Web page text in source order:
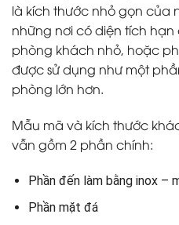
là kích thước nhỏ gọn của
những nơi có diện tích
phòng khách nhỏ, hoặc
được sử dụng như một
phòng lớn hơn.
Mẫu mã và kích thước
vẫn gồm 2 phần chính:
Phần đến làm bằng inox –
Phần mặt đá